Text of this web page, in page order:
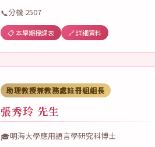
📞分機 2507
📋 本學期授課表 🔗 詳細資料
助理教授兼教務處註冊組組長
張秀玲 先生
🎓明海大學應用語言學研究科博士